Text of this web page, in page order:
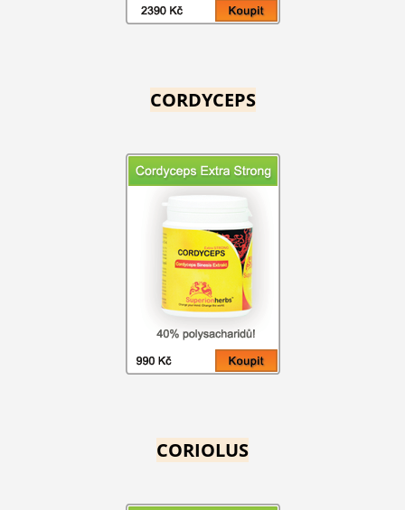
CORDYCEPS
CORIOLUS